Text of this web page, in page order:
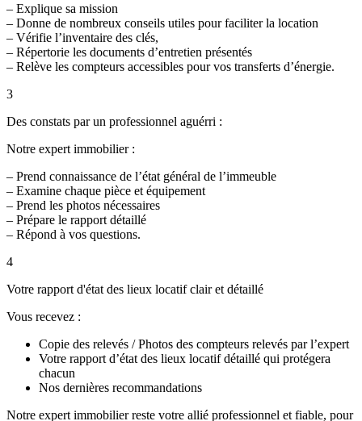
– Explique sa mission
– Donne de nombreux conseils utiles pour faciliter la location
– Vérifie l’inventaire des clés,
– Répertorie les documents d’entretien présentés
– Relève les compteurs accessibles pour vos transferts d’énergie.
3
Des constats par un professionnel aguérri :
Notre expert immobilier :
– Prend connaissance de l’état général de l’immeuble
– Examine chaque pièce et équipement
– Prend les photos nécessaires
– Prépare le rapport détaillé
– Répond à vos questions.
4
Votre rapport d'état des lieux locatif clair et détaillé
Vous recevez :
Copie des relevés / Photos des compteurs relevés par l’expert
Votre rapport d’état des lieux locatif détaillé qui protégera
chacun
Nos dernières recommandations
Notre expert immobilier reste votre allié professionnel et fiable, pour